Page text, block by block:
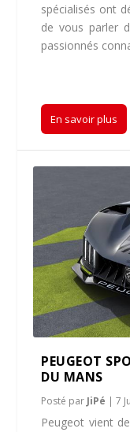
spécialisés ont
de vous parler
passionnés
En savoir plus
PEUGEOT
DU MANS
Posté par JiPé |7
Peugeot vient